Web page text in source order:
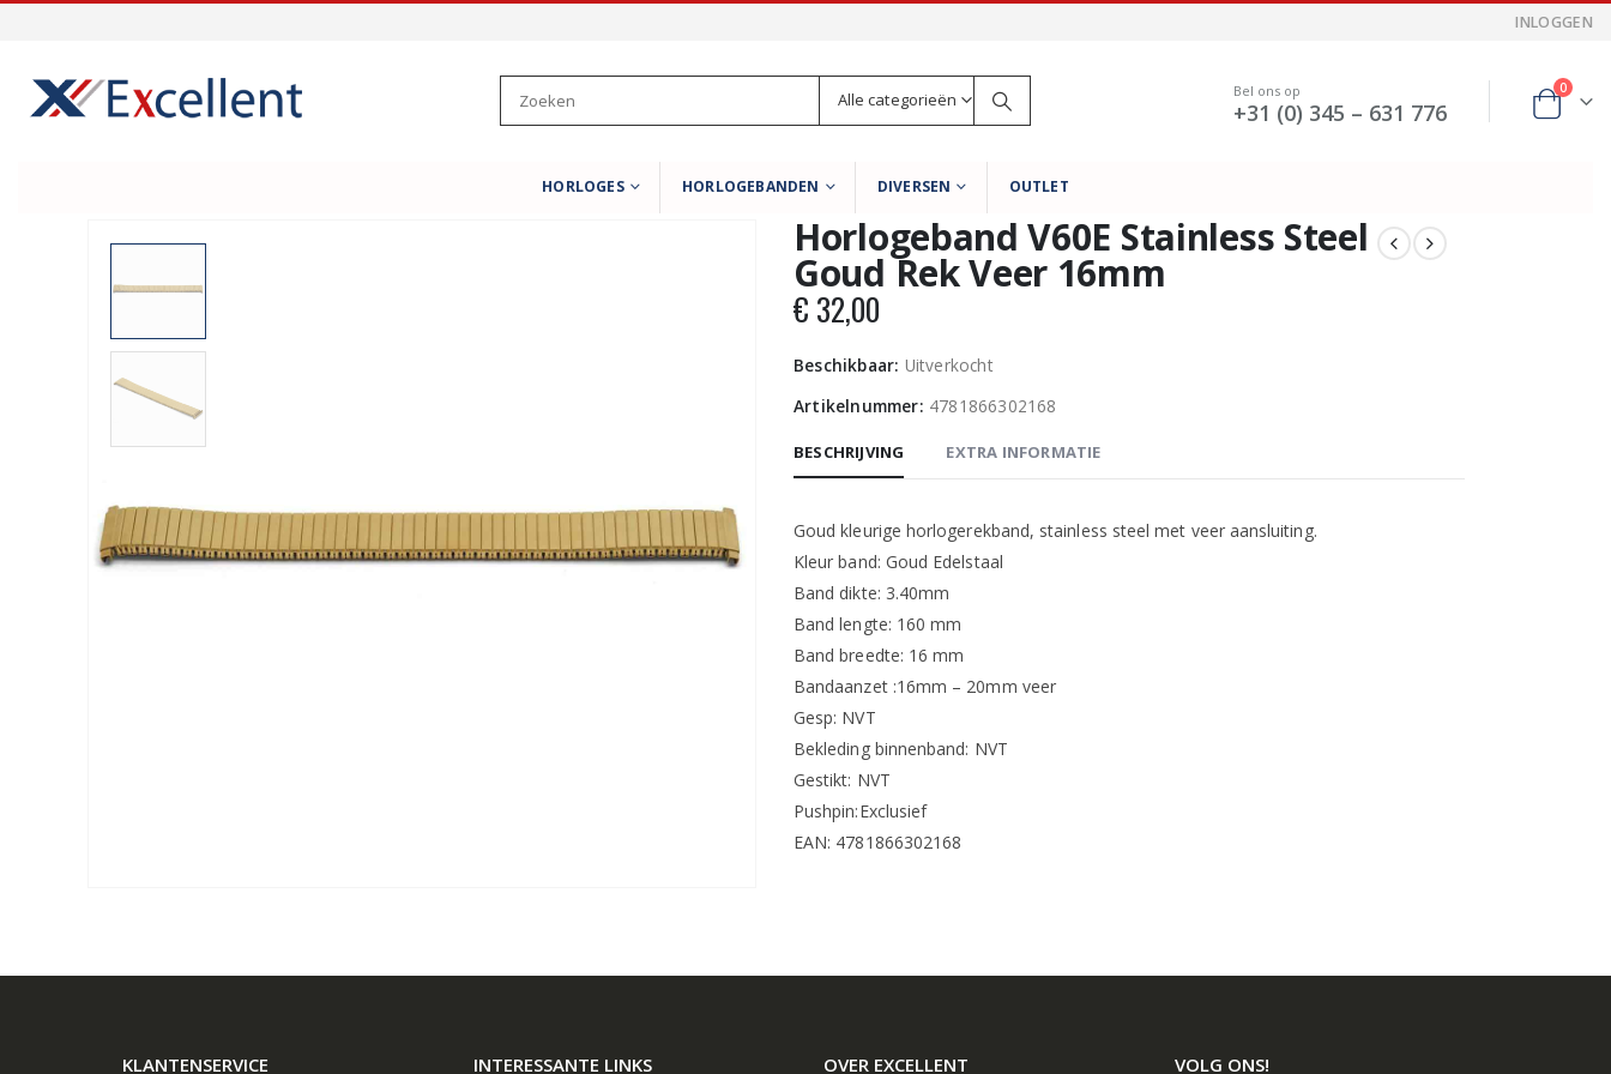
INLOGGEN
Alle categorieën Bel ons op
+31 (0) 345 – 631 776
0
HORLOGES HORLOGEBANDEN DIVERSEN OUTLET
Horlogeband V60E Stainless Steel
Goud Rek Veer 16mm
€ 32,00
Beschikbaar: Uitverkocht
Artikelnummer: 4781866302168
BESCHRIJVING EXTRA INFORMATIE
Goud kleurige horlogerekband, stainless steel met veer aansluiting.
Kleur band: Goud Edelstaal
Band dikte: 3.40mm
Band lengte: 160 mm
Band breedte: 16 mm
Bandaanzet :16mm – 20mm veer
Gesp: NVT
Bekleding binnenband: NVT
Gestikt: NVT
Pushpin:Exclusief
EAN: 4781866302168
KLANTENSERVICE INTERESSANTE LINKS OVER EXCELLENT VOLG ONS!